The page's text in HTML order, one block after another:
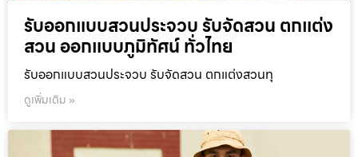
รับออกแบบสวนประจวบ รับจัดสวน ตกแต่ง
สวน ออกแบบภูมิทัศน์ ทั่วไทย
รับออกแบบสวนประจวบ รับจัดสวน ตกแต่งสวนทุ
ดูเพิ่มเติม »